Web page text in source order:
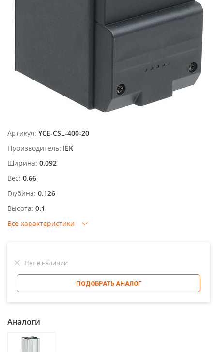
Артикул: YCE-CSL-400-20
Производитель: IEK
Ширина: 0.092
Вес: 0.66
Глубина: 0.126
Высота: 0.1
Все характеристики
Нет в наличии
ПОДОБРАТЬ АНАЛОГ
Аналоги